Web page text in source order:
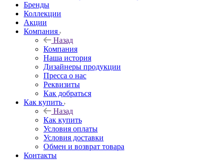
Бренды
Коллекции
Акции
Компания
Назад
Компания
Наша история
Дизайнеры продукции
Пресса о нас
Реквизиты
Как добраться
Как купить
Назад
Как купить
Условия оплаты
Условия доставки
Обмен и возврат товара
Контакты